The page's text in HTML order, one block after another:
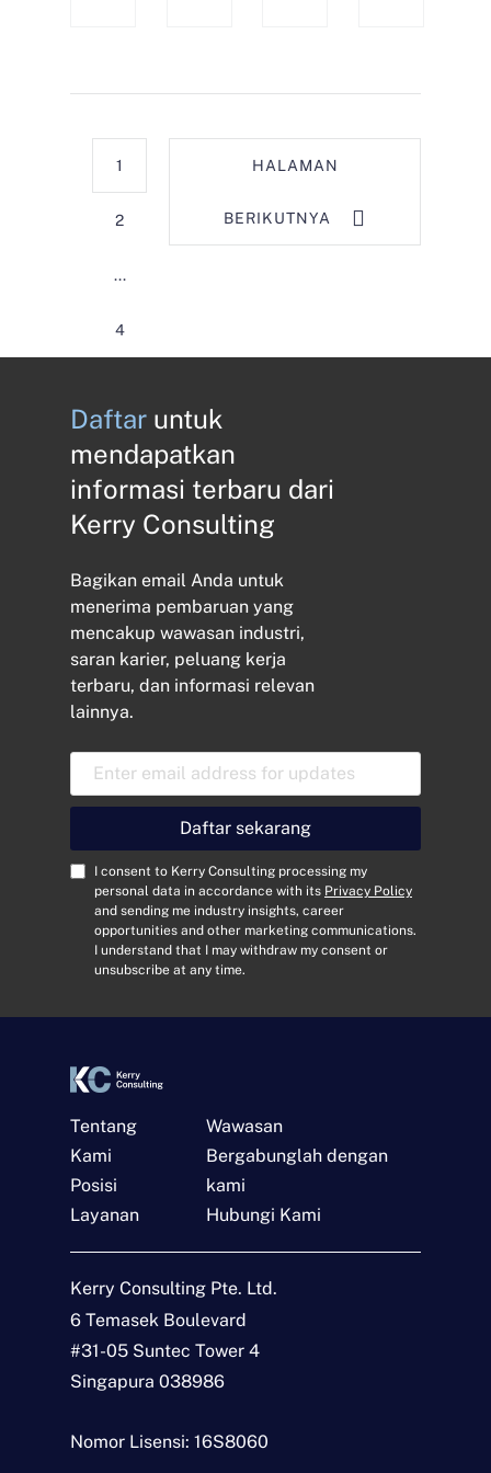
HALAMAN
BERIKUTNYA
1
2
...
4
Hubungi
a
m
*m
a
n
P
Daftar untuk
mendapatkan
informasi terbaru dari
Kerry Consulting
Bagikan email Anda untuk
menerima pembaruan yang
mencakup wawasan industri,
saran karier, peluang kerja
terbaru, dan informasi relevan
lainnya.
A
a
a
t
C
*
I consent to Kerry Consulting processing my
personal data in accordance with its Privacy Policy
and sending me industry insights, career
opportunities and other marketing communications.
I understand that I may withdraw my consent or
unsubscribe at any time.
Daftar sekarang
Tentang
Kami
Posisi
Layanan
Wawasan
Bergabunglah dengan
kami
Hubungi Kami
Kerry Consulting Pte. Ltd.
6 Temasek Boulevard
#31-05 Suntec Tower 4
Singapura 038986
Nomor Lisensi: 16S8060